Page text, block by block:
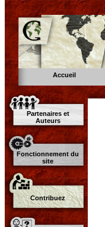
Accueil
Partenaires et
Auteurs
Fonctionnement du
site
Contribuez